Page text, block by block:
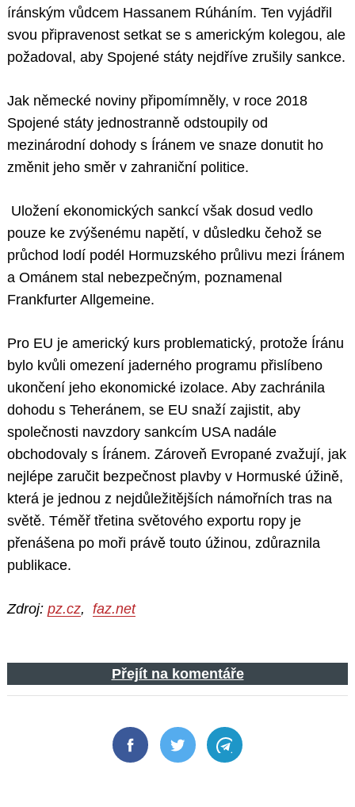
íránským vůdcem Hassanem Rúháním. Ten vyjádřil
svou připravenost setkat se s americkým kolegou, ale
požadoval, aby Spojené státy nejdříve zrušily sankce.
Jak německé noviny připomímněly, v roce 2018
Spojené státy jednostranně odstoupily od
mezinárodní dohody s Íránem ve snaze donutit ho
změnit jeho směr v zahraniční politice.
Uložení ekonomických sankcí však dosud vedlo
pouze ke zvýšenému napětí, v důsledku čehož se
průchod lodí podél Hormuzského průlivu mezi Íránem
a Ománem stal nebezpečným, poznamenal
Frankfurter Allgemeine.
Pro EU je americký kurs problematický, protože Íránu
bylo kvůli omezení jaderného programu přislíbeno
ukončení jeho ekonomické izolace. Aby zachránila
dohodu s Teheránem, se EU snaží zajistit, aby
společnosti navzdory sankcím USA nadále
obchodovaly s Íránem. Zároveň Evropané zvažují, jak
nejlépe zaručit bezpečnost plavby v Hormuské úžině,
která je jednou z nejdůležitějších námořních tras na
světě. Téměř třetina světového exportu ropy je
přenášena po moři právě touto úžinou, zdůraznila
publikace.
Zdroj: pz.cz, faz.net
Přejít na komentáře
FacebookTwitter Telegram